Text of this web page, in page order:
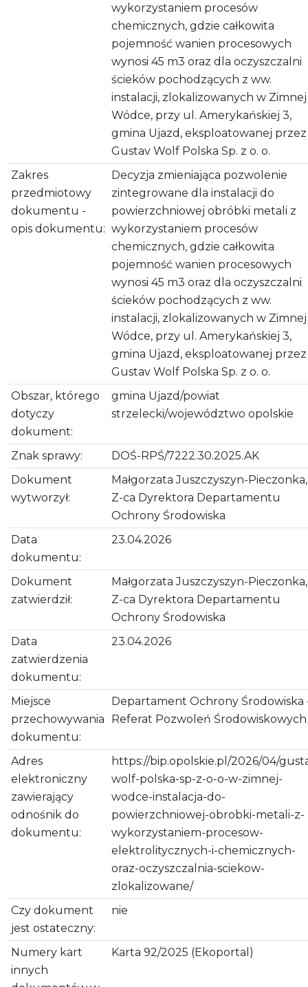
wykorzystaniem procesów
chemicznych, gdzie całkowita
pojemność wanien procesowych
wynosi 45 m3 oraz dla oczyszczalni
ścieków pochodzących z ww.
instalacji, zlokalizowanych w Zimnej
Wódce, przy ul. Amerykańskiej 3,
gmina Ujazd, eksploatowanej przez
Gustav Wolf Polska Sp. z o. o.
Zakres
przedmiotowy
dokumentu -
opis dokumentu:
Decyzja zmieniająca pozwolenie
zintegrowane dla instalacji do
powierzchniowej obróbki metali z
wykorzystaniem procesów
chemicznych, gdzie całkowita
pojemność wanien procesowych
wynosi 45 m3 oraz dla oczyszczalni
ścieków pochodzących z ww.
instalacji, zlokalizowanych w Zimnej
Wódce, przy ul. Amerykańskiej 3,
gmina Ujazd, eksploatowanej przez
Gustav Wolf Polska Sp. z o. o.
Obszar, którego
dotyczy
dokument:
gmina Ujazd/powiat
strzelecki/województwo opolskie
Znak sprawy:
DOŚ-RPŚ/7222.30.2025.AK
Dokument
wytworzył:
Małgorzata Juszczyszyn-Pieczonka,
Z-ca Dyrektora Departamentu
Ochrony Środowiska
Data
dokumentu:
23.04.2026
Dokument
zatwierdził:
Małgorzata Juszczyszyn-Pieczonka,
Z-ca Dyrektora Departamentu
Ochrony Środowiska
Data
zatwierdzenia
dokumentu:
23.04.2026
Miejsce
przechowywania
dokumentu:
Departament Ochrony Środowiska
Referat Pozwoleń Środowiskowych
Adres
elektroniczny
zawierający
odnośnik do
dokumentu:
https://bip.opolskie.pl/2026/04/
wolf-polska-sp-z-o-o-w-zimnej-
wodce-instalacja-do-
powierzchniowej-obrobki-metali-z-
wykorzystaniem-procesow-
elektrolitycznych-i-chemicznych-
oraz-oczyszczalnia-sciekow-
zlokalizowane/
Czy dokument
jest ostateczny:
nie
Numery kart
innych
Karta 92/2025 (Ekoportal)